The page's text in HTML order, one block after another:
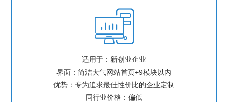

适用于：新创业企业
界面：简洁大气网站首页+9模块以内
优势：专为追求最佳性价比的企业定制
同行业价格：偏低